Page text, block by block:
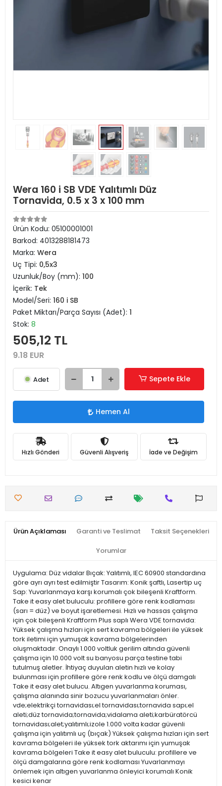
Wera 160 i SB VDE Yalıtımlı Düz
Tornavida, 0.5 x 3 x 100 mm
Ürün Kodu: 05100001001
Barkod: 4013288181473
Marka: Wera
Uç Tipi: 0,5x3
Uzunluk/Boy (mm): 100
İçerik: Tek
Model/Seri: 160 i SB
Paket Miktarı/Parça Sayısı (Adet): 1
Stok: 8
505,12 TL
9.18 EUR
Adet Sepete Ekle
Hemen Al
Hızlı Gönderi Güvenli Alışveriş İade ve Değişim
Ürün Açıklaması Garanti ve Teslimat Taksit Seçenekleri
Yorumlar
Uygulama: Düz vidalar Bıçak: Yalıtımlı, IEC 60900 standardına
göre ayrı ayrı test edilmiştir Tasarım: Konik şaftlı, Lasertip uç
Sap: Yuvarlanmaya karşı korumalı çok bileşenli Kraftform.
Take it easy alet buluculu: profillere göre renk kodlaması
(sarı = düz) ve boyut işaretlemesi. Hızlı ve hassas çalışma
için çok bileşenli Kraftform Plus saplı Wera VDE tornavida:
Yüksek çalışma hızları için sert kavrama bölgeleri ile yüksek
tork iletimi için yumuşak kavrama bölgelerinden
oluşmaktadır. Onaylı 1.000 voltluk gerilim altında güvenli
çalışma için 10.000 volt su banyosu parça testine tabi
tutulmuş aletler. İhtiyaç duyulan aletin hızlı ve kolay
bulunması için profillere göre renk kodlu ve ölçü damgalı
Take it easy alet bulucu. Altıgen yuvarlanma koruması,
çalışma alanında sinir bozucu yuvarlanmaları önler.
vde;elektrikçi tornavidası;el tornavidası;tornavida sapı;el
aleti;düz tornavida;tornavida;vidalama aleti;karbüratörcü
tornavidası;alet;yalıtımlı;izole 1.000 volta kadar güvenli
çalışma için yalıtımlı uç (bıçak) Yüksek çalışma hızları için sert
kavrama bölgeleri ile yüksek tork aktarımı için yumuşak
kavrama bölgeleri Take it easy alet buluculu: profillere ve
ölçü damgalarına göre renk kodlaması Yuvarlanmayı
önlemek için altıgen yuvarlanma önleyici korumalı Konik
kesici kenar